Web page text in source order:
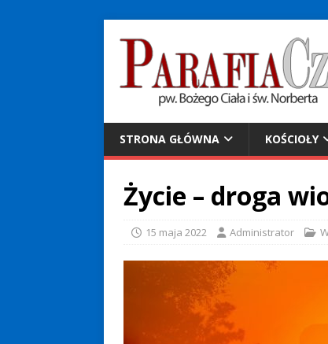
STRONA GŁÓWNA KOŚCIOŁY
Życie – droga
15 maja 2022 Administrator